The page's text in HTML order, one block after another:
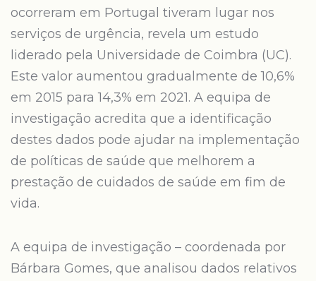
ocorreram em Portugal tiveram lugar nos
serviços de urgência, revela um estudo
liderado pela Universidade de Coimbra (UC).
Este valor aumentou gradualmente de 10,6%
em 2015 para 14,3% em 2021. A equipa de
investigação acredita que a identificação
destes dados pode ajudar na implementação
de políticas de saúde que melhorem a
prestação de cuidados de saúde em fim de
vida.
A equipa de investigação – coordenada por
Bárbara Gomes, que analisou dados relativos